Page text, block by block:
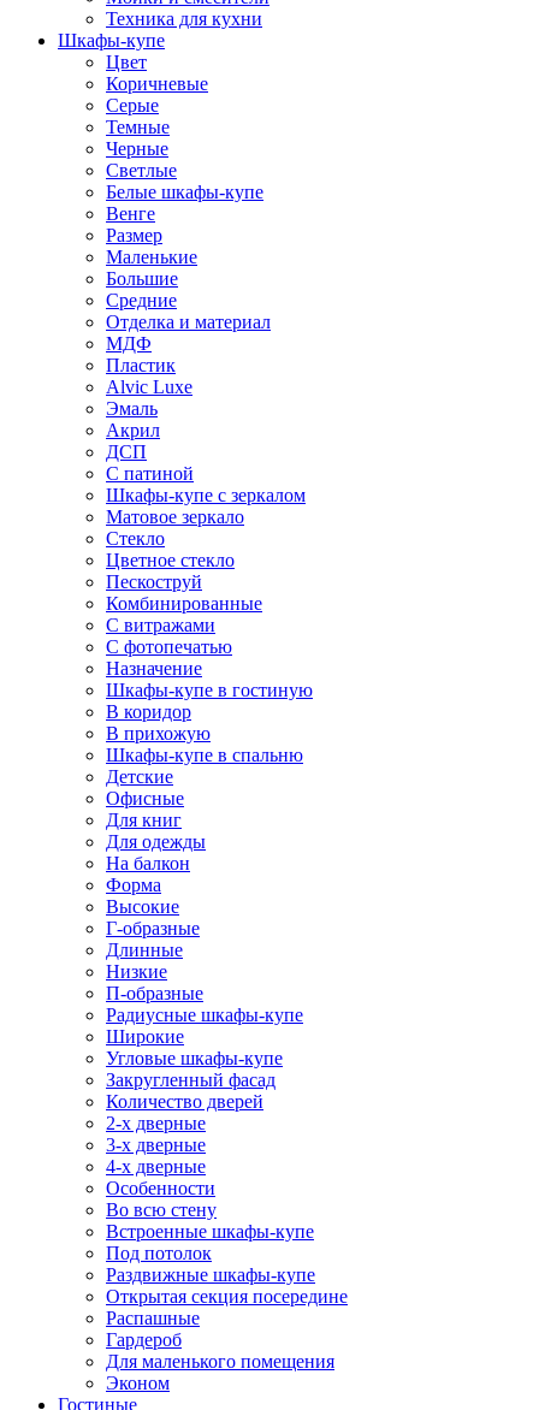
Техника для кухни
Шкафы-купе
Цвет
Коричневые
Серые
Темные
Черные
Светлые
Белые шкафы-купе
Венге
Размер
Маленькие
Большие
Средние
Отделка и материал
МДФ
Пластик
Alvic Luxe
Эмаль
Акрил
ДСП
С патиной
Шкафы-купе с зеркалом
Матовое зеркало
Стекло
Цветное стекло
Пескоструй
Комбинированные
С витражами
С фотопечатью
Назначение
Шкафы-купе в гостиную
В коридор
В прихожую
Шкафы-купе в спальню
Детские
Офисные
Для книг
Для одежды
На балкон
Форма
Высокие
Г-образные
Длинные
Низкие
П-образные
Радиусные шкафы-купе
Широкие
Угловые шкафы-купе
Закругленный фасад
Количество дверей
2-х дверные
3-х дверные
4-х дверные
Особенности
Во всю стену
Встроенные шкафы-купе
Под потолок
Раздвижные шкафы-купе
Открытая секция посередине
Распашные
Гардероб
Для маленького помещения
Эконом
Гостиные